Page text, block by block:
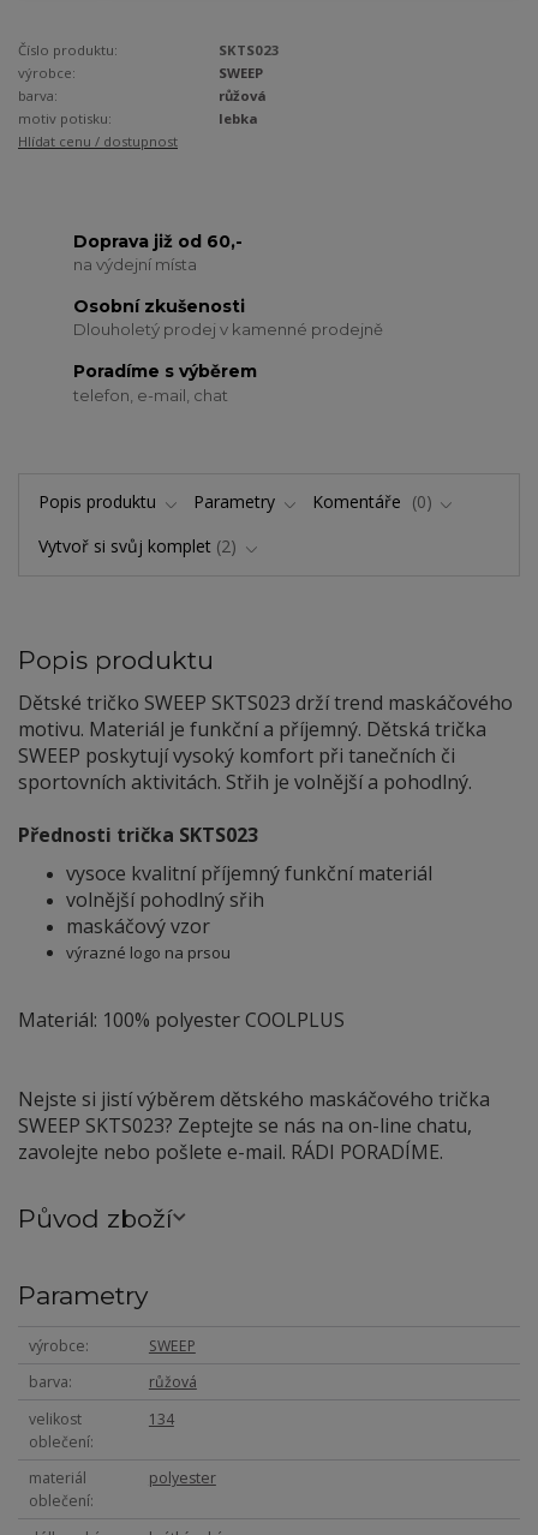
Číslo produktu:
SKTS023
výrobce:
SWEEP
barva:
růžová
motiv potisku:
lebka
Hlídat cenu / dostupnost
Doprava již od 60,-
na výdejní místa
Osobní zkušenosti
Dlouholetý prodej v kamenné prodejně
Poradíme s výběrem
telefon, e-mail, chat
Popis produktu Parametry Komentáře
0
Vytvoř si svůj komplet 2
Popis produktu
Dětské tričko SWEEP SKTS023 drží trend maskáčového
motivu. Materiál je funkční a příjemný. Dětská trička
SWEEP poskytují vysoký komfort při tanečních či
sportovních aktivitách. Střih je volnější a pohodlný.
Přednosti trička SKTS023
vysoce kvalitní příjemný funkční materiál
volnější pohodlný sřih
maskáčový vzor
výrazné logo na prsou
Materiál: 100% polyester COOLPLUS
Nejste si jistí výběrem dětského maskáčového trička
SWEEP SKTS023? Zeptejte se nás na on-line chatu,
zavolejte nebo pošlete e-mail. RÁDI PORADÍME.
Původ zboží
Parametry
výrobce
SWEEP
barva
růžová
velikost
oblečení
134
materiál
oblečení
polyester